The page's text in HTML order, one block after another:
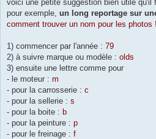
voici une petite suggestion bien utile qu'il
pour exemple, un long reportage sur
comment trouver un nom pour les photos !
1) commencer par l'année : 79
2) à suivre marque ou modèle : olds
3) ensuite une lettre comme pour
- le moteur : m
- pour la carrosserie : c
- pour la sellerie : s
- pour la boite : b
- pour la peinture : p
- pour le freinage : f